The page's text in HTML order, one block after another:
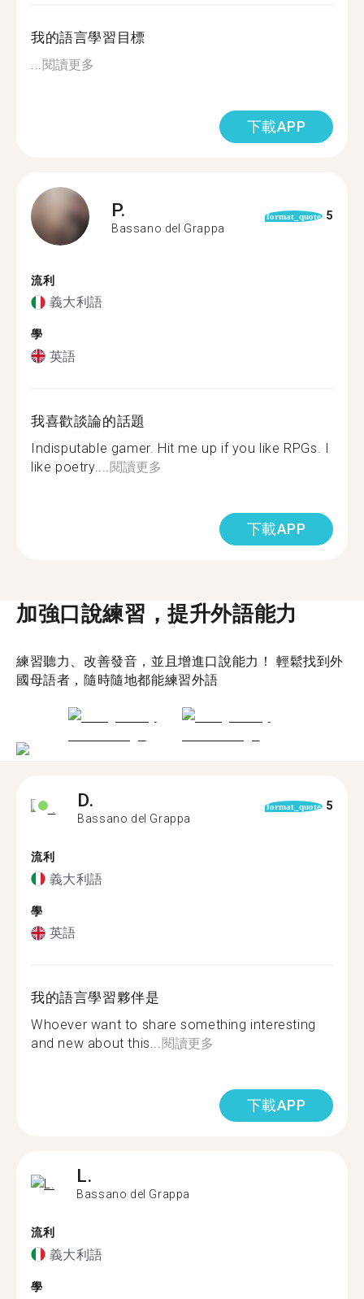
我的語言學習目標
閱讀更多
下載APP
P.
Bassano del Grappa
format_quote 5
流利
義大利語
學
英語
我喜歡談論的話題
Indisputable gamer. Hit me up if you like RPGs. I
like poetry.... 閱讀更多
下載APP
加強口說練習，提升外語能力
練習聽力、改善發音，並且增進口說能力！ 輕鬆找到外
國母語者，隨時隨地都能練習外語
D.
Bassano del Grappa
format_quote 5
流利
義大利語
學
英語
我的語言學習夥伴是
Whoever want to share something interesting
and new about this...閱讀更多
下載APP
L.
Bassano del Grappa
流利
義大利語
學